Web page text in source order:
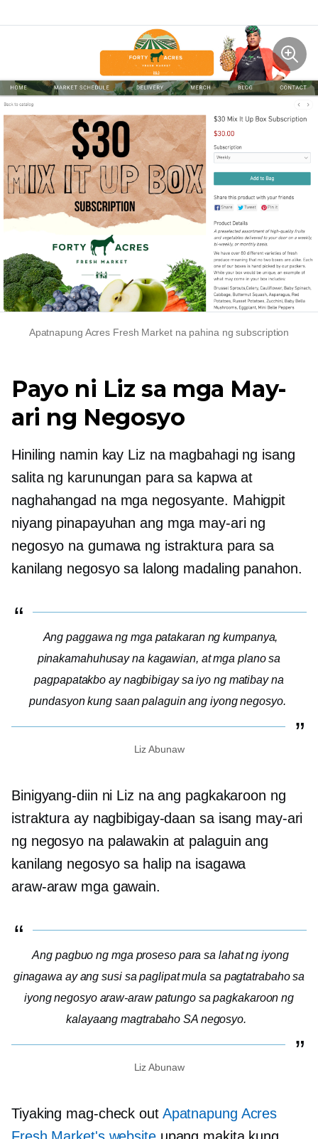
Apatnapung Acres Fresh Market na pahina ng subscription
Payo ni Liz sa mga May-
ari ng Negosyo
Hiniling namin kay Liz na magbahagi ng isang
salita ng karunungan para sa kapwa at
naghahangad na mga negosyante. Mahigpit
niyang pinapayuhan ang mga may-ari ng
negosyo na gumawa ng istraktura para sa
kanilang negosyo sa lalong madaling panahon.
Ang paggawa ng mga patakaran ng kumpanya,
pinakamahuhusay na kagawian, at mga plano sa
pagpapatakbo ay nagbibigay sa iyo ng matibay na
pundasyon kung saan palaguin ang iyong negosyo.
Liz Abunaw
Binigyang-diin ni Liz na ang pagkakaroon ng
istraktura ay nagbibigay-daan sa isang may-ari
ng negosyo na palawakin at palaguin ang
kanilang negosyo sa halip na isagawa
araw-arawmga gawain.
Ang pagbuo ng mga proseso para sa lahat ng iyong
ginagawa ay ang susi sa paglipat mula sa pagtatrabaho sa
iyong negosyo araw-araw patungo sa pagkakaroon ng
kalayaang magtrabaho SA negosyo.
Liz Abunaw
Tiyaking mag-check out Apatnapung Acres